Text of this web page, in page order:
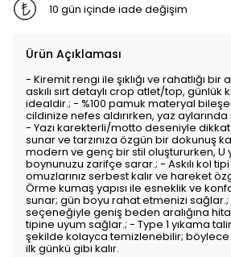
10 gün içinde iade değişim
Ürün Açıklaması
- Kiremit rengi ile şıklığı ve rahatlığı
askılı sırt detaylı crop atlet/top, günlük
idealdir.; - %100 pamuk materyal
cildinize nefes aldırırken, yaz
- Yazı karekterli/motto deseniyle
sunar ve tarzınıza özgün bir dokunuş
modern ve genç bir stil oluştururken, U
boynunuzu zarifçe sarar.; - Askılı kol
omuzlarınız serbest kalır ve hareket
Örme kumaş yapısı ile esneklik ve
sunar; gün boyu rahat etmenizi sağlar.;
seçeneğiyle geniş beden aralığına
tipine uyum sağlar.; - Type 1 yıkama
şekilde kolayca temizlenebilir; böylece
ilk günkü gibi kalır.